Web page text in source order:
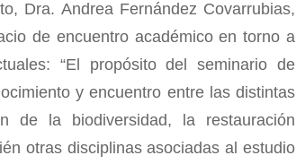
Dra. Andrea Fernández Covarrubias,
de encuentro académico en torno a
“El propósito del seminario de
y encuentro entre las distintas
de la biodiversidad, la restauración
otras disciplinas asociadas al estudio